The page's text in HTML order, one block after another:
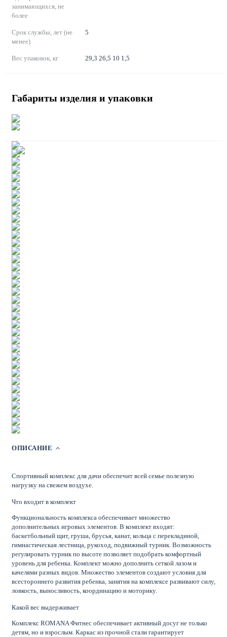
занимающихся, не
более
Срок службы, лет (не
менее)
5
Вес упаковок, кг 29,3 26,5 10 1,5
Габариты изделия и упаковки
Спортивный комплекс для дачи обеспечит всей семье полезную
нагрузку на свежем воздухе.
Что входит в комплект
Функциональность комплекса обеспечивает множество
дополнительных игровых элементов. В комплект входят:
баскетбольный щит, груша, брусья, канат, кольца с перекладиной,
гимнастическая лестница, рукоход, подвижный турник. Возможность
регулировать турник по высоте позволяет подобрать комфортный
уровень для ребенка. Комплект можно дополнить сеткой лазом и
качелями разных видов. Множество элементов создают условия для
всестороннего развития ребенка, занятия на комплексе развивают силу,
ловкость, выносливость, координацию и моторику.
Какой вес выдерживает
Комплекс ROMANA Фитнес обеспечивает активный досуг не только
детям, но и взрослым. Каркас из прочной стали гарантирует